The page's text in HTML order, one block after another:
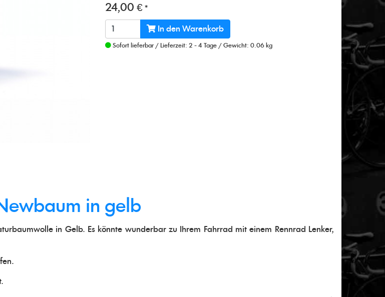
24,00 € *
In den Warenkorb
Sofort lieferbar / Lieferzeit: 2 - 4 Tage / Gewicht: 0.06 kg
in gelb
in Gelb. Es könnte wunderbar zu Ihrem Fahrrad mit einem Rennrad Lenker,